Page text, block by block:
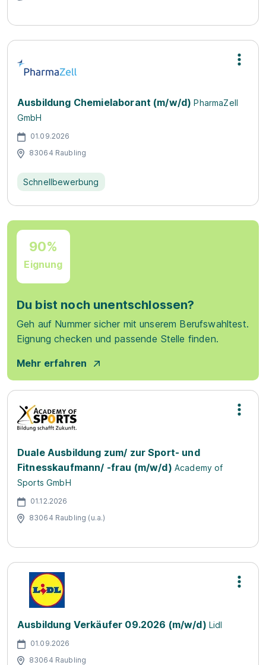
Ausbildung Chemielaborant (m/w/d) PharmaZell
GmbH
01.09.2026
83064 Raubling
Schnellbewerbung
90%
Eignung
Du bist noch unentschlossen?
Geh auf Nummer sicher mit unserem Berufswahltest.
Eignung checken und passende Stelle finden.
Mehr erfahren
Duale Ausbildung zum/ zur Sport- und
Fitnesskaufmann/ -frau (m/w/d) Academy of
Sports GmbH
01.12.2026
83064 Raubling (u.a.)
Ausbildung Verkäufer 09.2026 (m/w/d) Lidl
01.09.2026
83064 Raubling